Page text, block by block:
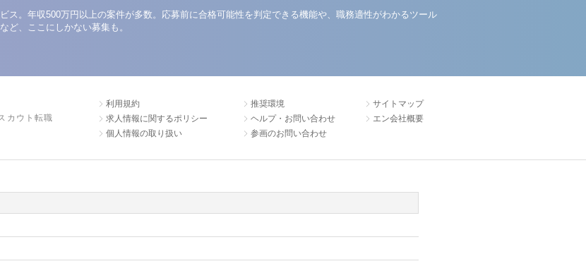
ス。年収500万円以上の案件が多数。応募前に合格可能性を判定できる機能や、職務適性がわかるツール
ど、ここにしかない募集も。
カウト転職
利用規約
求人情報に関するポリシー
個人情報の取り扱い
推奨環境
ヘルプ・お問い合わせ
参画のお問い合わせ
サイトマップ
エン会社概要